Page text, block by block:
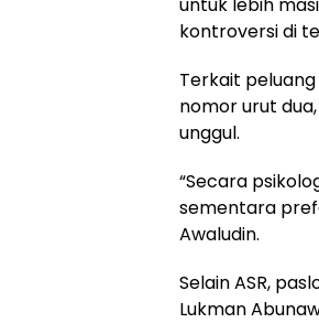
kontroversi di
Terkait
nomor urut
unggul.
“Secara
sementara
Awaludin.
Selain ASR,
Lukman